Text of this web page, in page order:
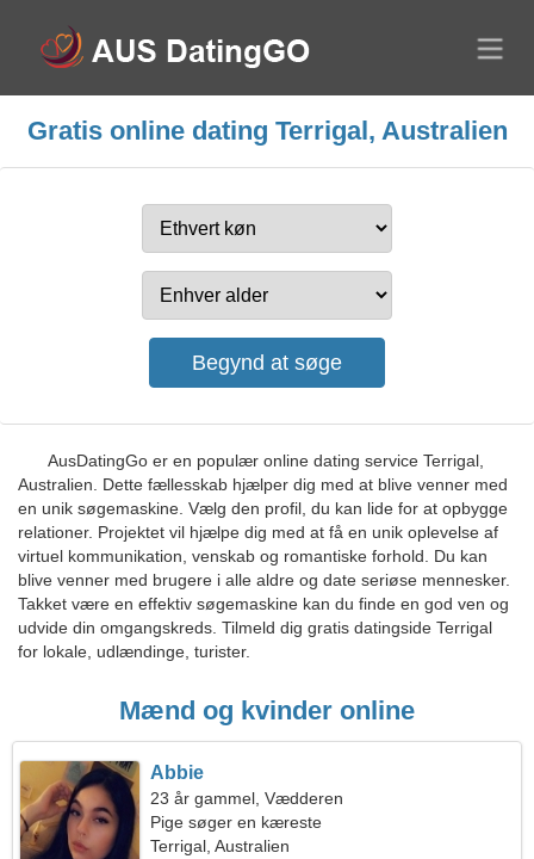
Gratis online dating Terrigal, Australien
AusDatingGo er en populær online dating service Terrigal,
Australien. Dette fællesskab hjælper dig med at blive venner med
en unik søgemaskine. Vælg den profil, du kan lide for at opbygge
relationer. Projektet vil hjælpe dig med at få en unik oplevelse af
virtuel kommunikation, venskab og romantiske forhold. Du kan
blive venner med brugere i alle aldre og date seriøse mennesker.
Takket være en effektiv søgemaskine kan du finde en god ven og
udvide din omgangskreds. Tilmeld dig gratis datingside Terrigal
for lokale, udlændinge, turister.
Mænd og kvinder online
Abbie
23 år gammel, Vædderen
Pige søger en kæreste
Terrigal, Australien